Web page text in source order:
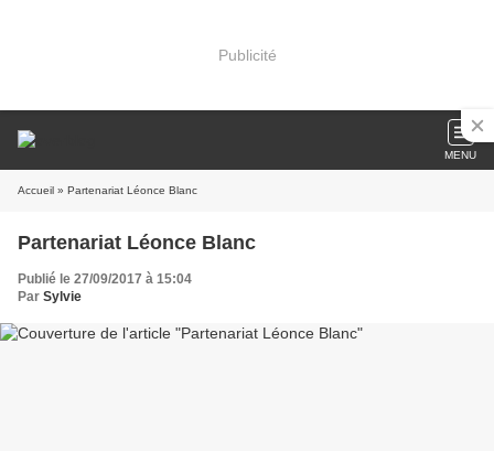
Publicité
MENU
Accueil » Partenariat Léonce Blanc
Partenariat Léonce Blanc
Publié le 27/09/2017 à 15:04
Par Sylvie